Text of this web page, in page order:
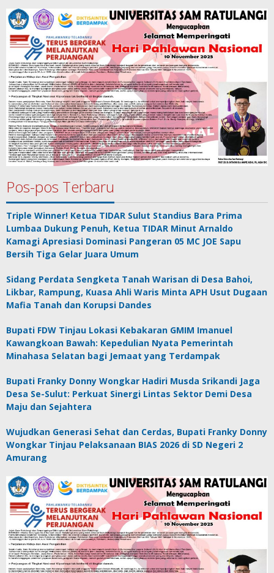
Pos-pos Terbaru
Triple Winner! Ketua TIDAR Sulut Standius Bara Prima
Lumbaa Dukung Penuh, Ketua TIDAR Minut Arnaldo
Kamagi Apresiasi Dominasi Pangeran 05 MC JOE Sapu
Bersih Tiga Gelar Juara Umum
Sidang Perdata Sengketa Tanah Warisan di Desa Bahoi,
Likbar, Rampung, Kuasa Ahli Waris Minta APH Usut Dugaan
Mafia Tanah dan Korupsi Dandes
Bupati FDW Tinjau Lokasi Kebakaran GMIM Imanuel
Kawangkoan Bawah: Kepedulian Nyata Pemerintah
Minahasa Selatan bagi Jemaat yang Terdampak
Bupati Franky Donny Wongkar Hadiri Musda Srikandi Jaga
Desa Se-Sulut: Perkuat Sinergi Lintas Sektor Demi Desa
Maju dan Sejahtera
Wujudkan Generasi Sehat dan Cerdas, Bupati Franky Donny
Wongkar Tinjau Pelaksanaan BIAS 2026 di SD Negeri 2
Amurang